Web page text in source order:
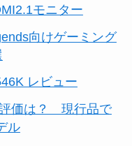
モニター
向けゲーミング
レビュー
価は？ 現行品で
ル